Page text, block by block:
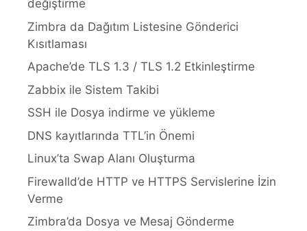
değiştirme
Zimbra da Dağıtım Listesine Gönderici
Kısıtlaması
Apache’de TLS 1.3 / TLS 1.2 Etkinleştirme
Zabbix ile Sistem Takibi
SSH ile Dosya indirme ve yükleme
DNS kayıtlarında TTL’in Önemi
Linux’ta Swap Alanı Oluşturma
Firewalld’de HTTP ve HTTPS Servislerine İzin
Verme
Zimbra’da Dosya ve Mesaj Gönderme